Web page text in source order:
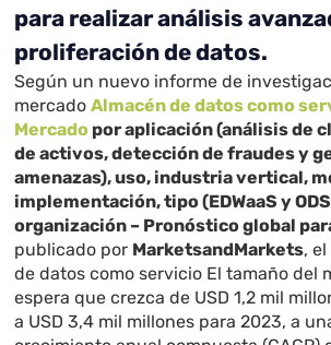
para realizar análisis
proliferación de datos.
Según un nuevo informe de
mercadoAlmacén de datos como
Mercado por aplicación (análisis de
de activos, detección de fraudes y
amenazas), uso, industria vertical,
implementación, tipo (EDWaaS y
organización – Pronóstico global
publicado por MarketsandMarkets,
de datos como servicio El tamaño del
espera que crezca de USD 1,2 mil
a USD 3,4 mil millones para 2023, a